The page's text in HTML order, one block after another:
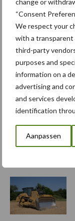
change or
“Consent
We respect your
with a transparent
third-party
purposes and
information on a
advertising and
and services
identification
Aanpassen